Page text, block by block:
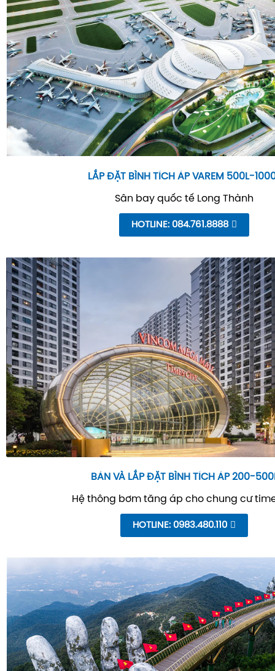
LẮP ĐẶT BÌNH TÍCH ÁP VAREM 500L-
Sân bay quốc tế Long Thành
HOTLINE: 084.761.8888
BÁN VÀ LẮP ĐẶT BÌNH TÍCH ÁP 200-
Hệ thông bơm tăng áp cho chung cư
HOTLINE: 0983.480.110